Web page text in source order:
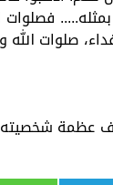
صلوات
عظمة شخصيته